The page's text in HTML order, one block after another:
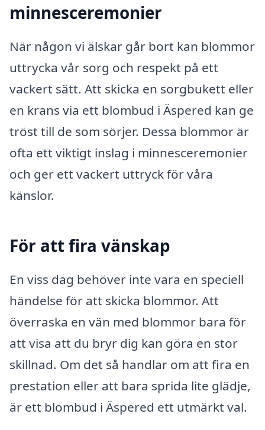
minnesceremonier
När någon vi älskar går bort kan blommor
uttrycka vår sorg och respekt på ett
vackert sätt. Att skicka en sorgbukett eller
en krans via ett blombud i Äspered kan ge
tröst till de som sörjer. Dessa blommor är
ofta ett viktigt inslag i minnesceremonier
och ger ett vackert uttryck för våra
känslor.
För att fira vänskap
En viss dag behöver inte vara en speciell
händelse för att skicka blommor. Att
överraska en vän med blommor bara för
att visa att du bryr dig kan göra en stor
skillnad. Om det så handlar om att fira en
prestation eller att bara sprida lite glädje,
är ett blombud i Äspered ett utmärkt val.